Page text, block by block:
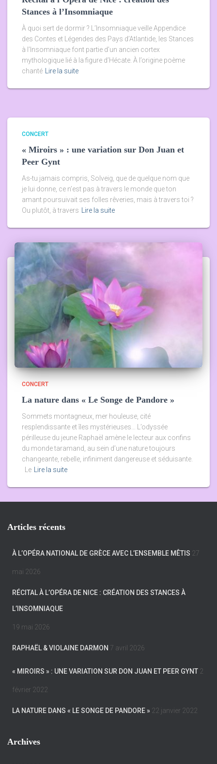
Stances à l’Insomniaque
À quoi sert de dormir ? L’Insomniaque veille Appendice
des Contes et Légendes des Pays d’Atlantide, les Stances
à l’Insomniaque font partie d’un ancien cortex
mythologique lié à la figure d’Hécate. À l’origine poème
chanté
Lire la suite
CONCERT
« Miroirs » : une variation sur Don Juan et
Peer Gynt
As-tu jamais compris, Solveig, que de quelque nom que
je lui donne, ce n’est pas à travers le monde que ton
amant poursuivait ses folles rêveries, mais à travers toi ?
Ou plutôt, à travers
Lire la suite
CONCERT
La nature dans « Le Songe de Pandore »
Sommets montagneux, mer houleuse, cité
resplendissante et îles mystérieuses… L’odyssée
périlleuse du jeune Raphaël amène le lecteur aux confins
du monde taramand, au sein d’une nature toujours
changeante, rebelle, infiniment dangereuse et séduisante.
Le Lire la suite
Articles récents
À L’OPÉRA NATIONAL DE GRÈCE AVEC L’ENSEMBLE MÊTIS 27
mai 2026
RÉCITAL À L’OPÉRA DE NICE : CRÉATION DES STANCES À
L’INSOMNIAQUE
19 mai 2026
RAPHAËL & VIOLAINE DARMON 7 avril 2026
« MIROIRS » : UNE VARIATION SUR DON JUAN ET PEER GYNT 2
février 2022
LA NATURE DANS « LE SONGE DE PANDORE » 22 janvier 2022
Archives